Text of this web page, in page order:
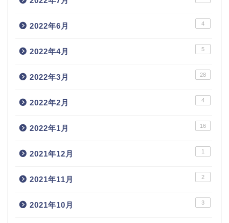
2022年6月 4
2022年4月 5
2022年3月 28
2022年2月 4
2022年1月 16
2021年12月 1
2021年11月 2
2021年10月 3